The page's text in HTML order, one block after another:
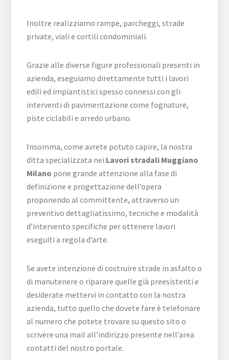
Inoltre realizziamo rampe, parcheggi, strade
private, viali e cortili condominiali.
Grazie alle diverse figure professionali presenti in
azienda, eseguiamo direttamente tutti i lavori
edili ed impiantistici spesso connessi con gli
interventi di pavimentazione come fognature,
piste ciclabili e arredo urbano.
Insomma, come avrete potuto capire, la nostra
ditta specializzata nei Lavori stradali Muggiano
Milano pone grande attenzione alla fase di
definizione e progettazione dell’opera
proponendo al committente, attraverso un
preventivo dettagliatissimo, tecniche e modalità
d’intervento specifiche per ottenere lavori
eseguiti a regola d’arte.
Se avete intenzione di costruire strade in asfalto o
di manutenere o riparare quelle già preesistenti e
desiderate mettervi in contatto con la nostra
azienda, tutto quello che dovete fare è telefonare
al numero che potete trovare su questo sito o
scrivere una mail all’indirizzo presente nell’area
contatti del nostro portale.